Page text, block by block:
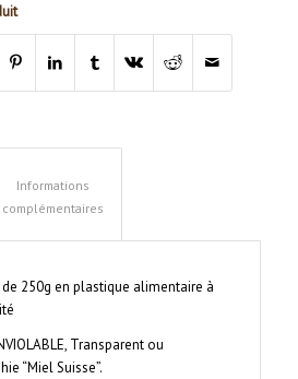
Informations
complémentaires
250g en plastique alimentaire à
Transparent ou
“Miel Suisse”.